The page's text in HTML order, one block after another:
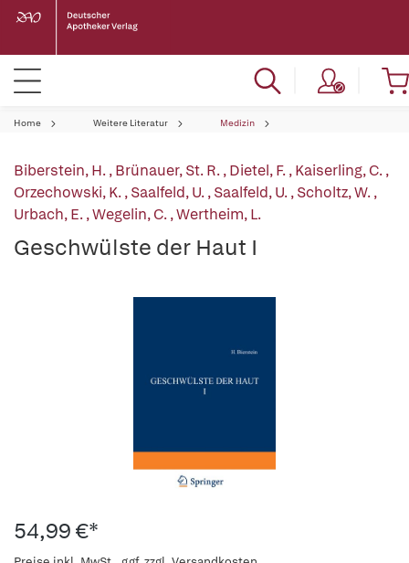
Home Weitere Literatur Medizin
Biberstein, H.,Brünauer, St. R.,Dietel, F.,Kaiserling, C.,
Orzechowski, K.,Saalfeld, U.,Saalfeld, U.,Scholtz, W.,
Urbach, E.,Wegelin, C.,Wertheim, L.
Geschwülste der Haut I
54,99 €*